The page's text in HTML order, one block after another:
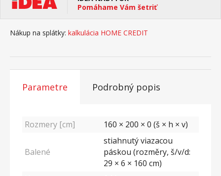
Pomáhame Vám šetriť
Nákup na splátky: kalkulácia HOME CREDIT
Parametre Podrobný popis
Rozmery [cm] 160 × 200 × 0 (š × h × v)
Balené
stiahnutý viazacou
páskou (rozměry, š/v/d:
29 × 6 × 160 cm)